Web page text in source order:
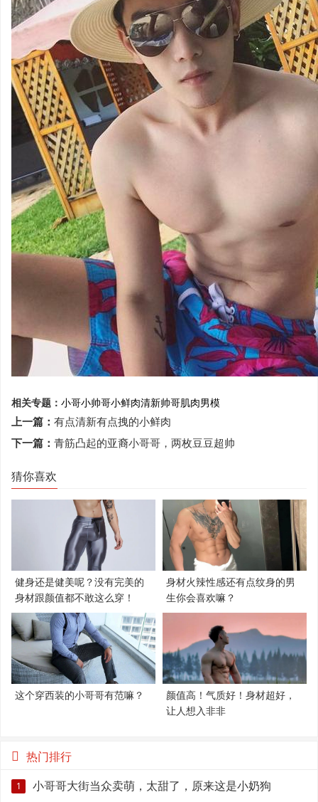
相关专题： 小哥小帅哥小鲜肉清新帅哥肌肉男模
上一篇： 有点清新有点拽的小鲜肉
下一篇： 青筋凸起的亚裔小哥哥，两枚豆豆超帅
猜你喜欢
健身还是健美呢？没有完美的
身材跟颜值都不敢这么穿！
身材火辣性感还有点纹身的男
生你会喜欢嘛？
这个穿西装的小哥哥有范嘛？
颜值高！气质好！身材超好，
让人想入非非
热门排行
1 小哥哥大街当众卖萌，太甜了，原来这是小奶狗